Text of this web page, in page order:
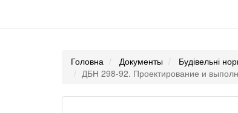
Головна Документы
Будівельні
ДБН 298-92. Проектирование и